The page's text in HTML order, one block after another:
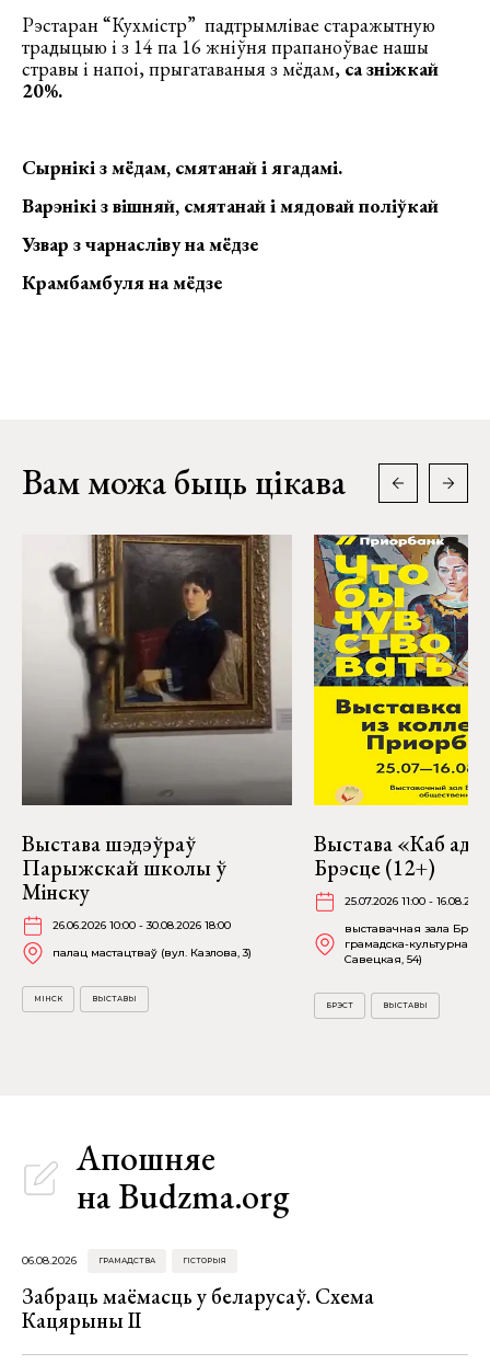
Рэстаран “Кухмiстр” падтрымлівае старажытную
традыцыю і з 14 па 16 жніўня прапаноўвае нашы
стравы і напоі, прыгатаваныя з мёдам, са зніжкай
20%.
Сырнікі з мёдам, смятанай і ягадамі.
Варэнікіз вішняй, смятанай і мядовай поліўкай
Узвар з чарнасліву на мёдзе
Крамбамбуля на мёдзе
Вам можа быць цікава
Выстава шэдэўраў
Парыжскай школы ў
Мінску
26.06.2026 10:00 - 30.08.2026 18:00
палац мастацтваў (вул. Казлова, 3)
МІНСК ВЫСТАВЫ
Выстава «Каб
Брэсце (12+)
25.07.2026 11:00 -
выставачная зала
грамадска-культурнага
Савецкая, 54)
БРЭСТ ВЫСТАВЫ
Апошняе
на Budzma.org
06.08.2026 ГРАМАДСТВА ГІСТОРЫЯ
Забраць маёмасць у беларусаў. Схема
Кацярыны ІІ